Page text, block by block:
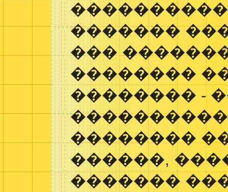
�������
���
��������
�������� -
��������
������,
�������